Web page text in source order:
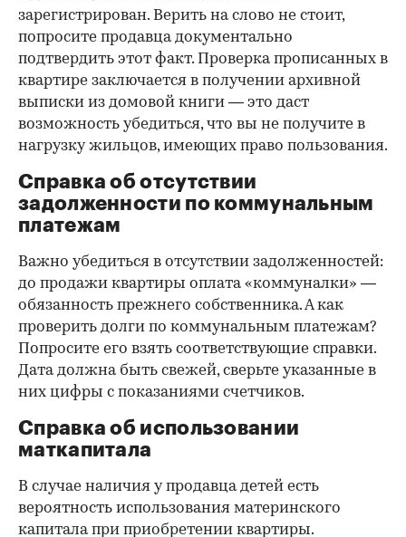
зарегистрирован. Верить на слово не стоит,
попросите продавца документально
подтвердить этот факт. Проверка прописанных в
квартире заключается в получении архивной
выписки из домовой книги — это даст
возможность убедиться, что вы не получите в
нагрузку жильцов, имеющих право пользования.
Справка об отсутствии
задолженности по коммунальным
платежам
Важно убедиться в отсутствии задолженностей:
до продажи квартиры оплата «коммуналки» —
обязанность прежнего собственника. А как
проверить долги по коммунальным платежам?
Попросите его взять соответствующие справки.
Дата должна быть свежей, сверьте указанные в
них цифры с показаниями счетчиков.
Справка об использовании
маткапитала
В случае наличия у продавца детей есть
вероятность использования материнского
капитала при приобретении квартиры.